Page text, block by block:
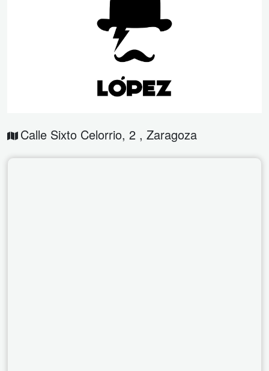
Calle Sixto Celorrio, 2 , Zaragoza